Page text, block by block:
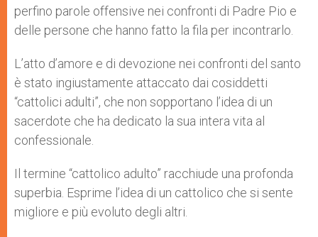
perfino parole offensive nei confronti di Padre Pio e
delle persone che hanno fatto la fila per incontrarlo.
L’atto d’amore e di devozione nei confronti del santo
è stato ingiustamente attaccato dai cosiddetti
“cattolici adulti”, che non sopportano l’idea di un
sacerdote che ha dedicato la sua intera vita al
confessionale.
Il termine “cattolico adulto” racchiude una profonda
superbia. Esprime l’idea di un cattolico che si sente
migliore e più evoluto degli altri.